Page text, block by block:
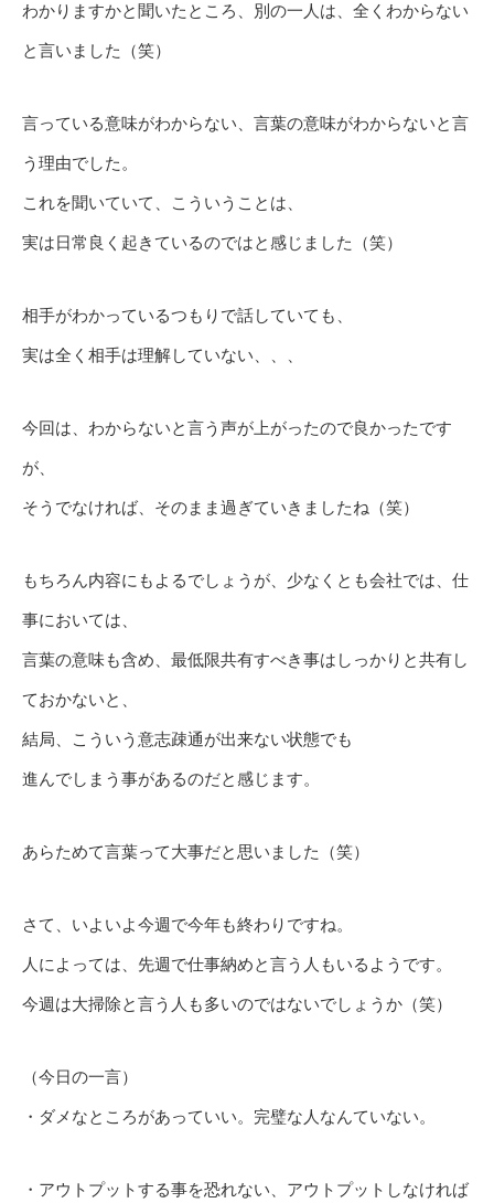
わかりますかと聞いたところ、別の一人は、全くわからない
と言いました（笑）
言っている意味がわからない、言葉の意味がわからないと言
う理由でした。
これを聞いていて、こういうことは、
実は日常良く起きているのではと感じました（笑）
相手がわかっているつもりで話していても、
実は全く相手は理解していない、、、
今回は、わからないと言う声が上がったので良かったです
が、
そうでなければ、そのまま過ぎていきましたね（笑）
もちろん内容にもよるでしょうが、少なくとも会社では、仕
事においては、
言葉の意味も含め、最低限共有すべき事はしっかりと共有し
ておかないと、
結局、こういう意志疎通が出来ない状態でも
進んでしまう事があるのだと感じます。
あらためて言葉って大事だと思いました（笑）
さて、いよいよ今週で今年も終わりですね。
人によっては、先週で仕事納めと言う人もいるようです。
今週は大掃除と言う人も多いのではないでしょうか（笑）
（今日の一言）
・ダメなところがあっていい。完璧な人なんていない。
・アウトプットする事を恐れない、アウトプットしなければ